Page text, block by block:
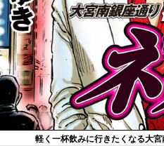
軽く一杯飲みに行きたくなる大